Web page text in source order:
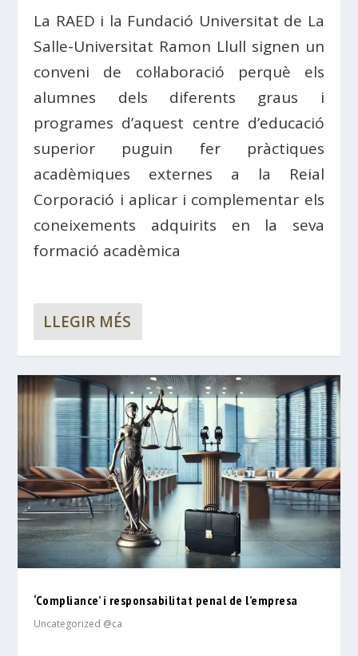
La RAED i la Fundació Universitat de La
Salle-Universitat Ramon Llull signen un
conveni de col·laboració perquè els
alumnes dels diferents graus i
programes d’aquest centre d’educació
superior puguin fer pràctiques
acadèmiques externes a la Reial
Corporació i aplicar i complementar els
coneixements adquirits en la seva
formació acadèmica
LLEGIR MÉS
‘Compliance’ i responsabilitat penal de l’empresa
Uncategorized @ca